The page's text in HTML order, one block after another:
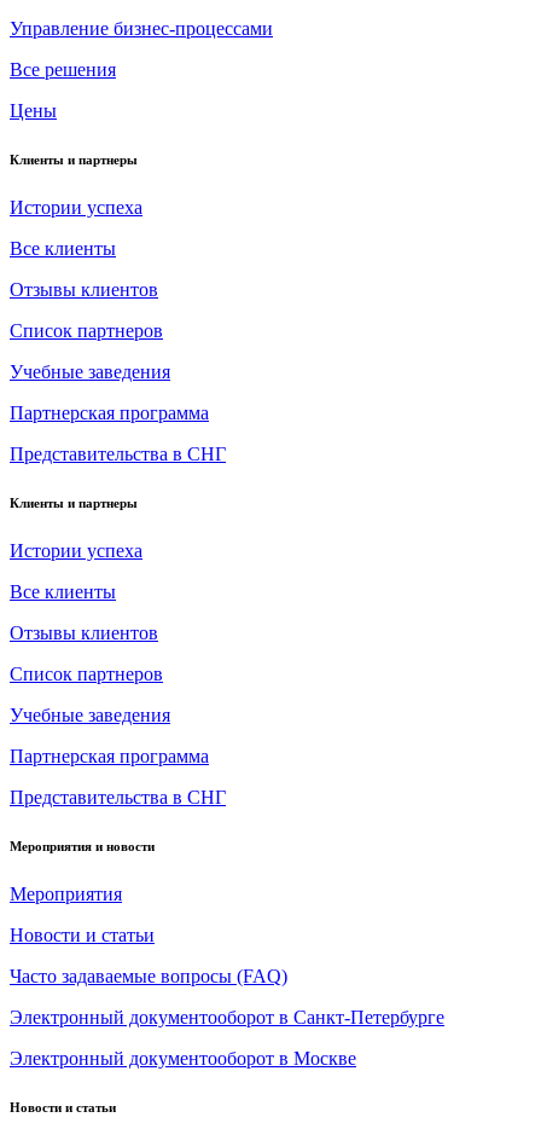
Управление бизнес-процессами
Все решения
Цены
Клиенты и партнеры
Истории успеха
Все клиенты
Отзывы клиентов
Список партнеров
Учебные заведения
Партнерская программа
Представительства в СНГ
Клиенты и партнеры
Истории успеха
Все клиенты
Отзывы клиентов
Список партнеров
Учебные заведения
Партнерская программа
Представительства в СНГ
Мероприятия и новости
Мероприятия
Новости и статьи
Часто задаваемые вопросы (FAQ)
Электронный документооборот в Санкт-Петербурге
Электронный документооборот в Москве
Новости и статьи